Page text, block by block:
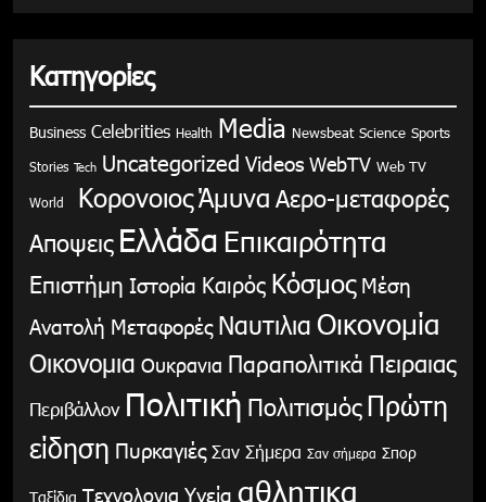
Κατηγορίες
Business Celebrities Health Media Newsbeat Science Sports
Stories Tech Uncategorized Videos WebTV Web TV
World ΚορονοιοςΆμυνα Αερο-μεταφορές
Αποψεις Ελλάδα Επικαιρότητα
Επιστήμη Ιστορία Καιρός Κόσμος Μέση
Ανατολή Μεταφορές Ναυτιλια Οικονομία
Οικονομια Ουκρανια Παραπολιτικά Πειραιας
Περιβάλλον Πολιτική Πολιτισμός Πρώτη
είδηση Πυρκαγιές Σαν Σήμερα Σαν σήμερα Σπορ
Ταξίδια Τεχνολογια Υγεία αθλητικα